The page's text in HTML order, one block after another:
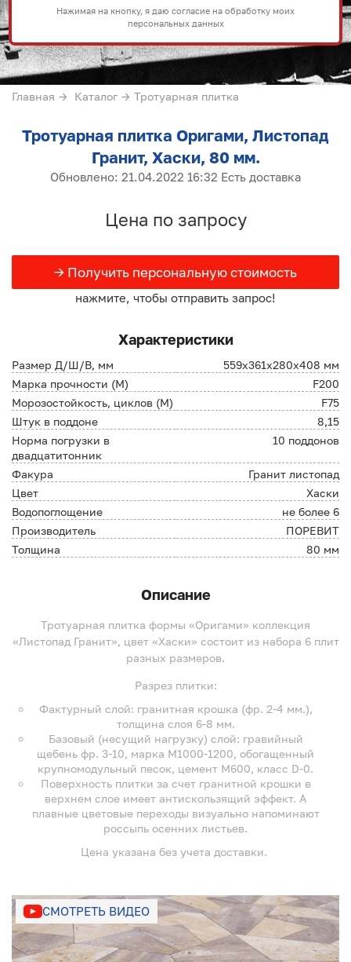
Нажимая на кнопку, я даю согласие на обработку моих
персональных данных
Главная → Каталог → Тротуарная плитка
Тротуарная плитка Оригами, Листопад
Гранит, Хаски, 80 мм.
Обновлено: 21.04.2022 16:32 Есть доставка
Цена по запросу
→ Получить персональную стоимость
нажмите, чтобы отправить запрос!
Характеристики
Размер Д/Ш/В, мм
559х361х280х408 мм
Марка прочности (М)
F200
Морозостойкость, циклов (М)
F75
Штук в поддоне
8,15
Норма погрузки в
двадцатитонник
10 поддонов
Факура
Гранит листопад
Цвет
Хаски
Водопоглощение
не более 6
Производитель
ПОРЕВИТ
Толщина
80 мм
Описание
Тротуарная плитка формы «Оригами» коллекция
«Листопад Гранит», цвет «Хаски» состоит из набора 6 плит
разных размеров.
Разрез плитки:
Фактурный слой: гранитная крошка (фр. 2-4 мм.),
толщина слоя 6-8 мм.
Базовый (несущий нагрузку) слой: гравийный
щебень фр. 3-10, марка М1000-1200, обогащенный
крупномодульный песок, цемент М600, класс D-0.
Поверхность плитки за счет гранитной крошки в
верхнем слое имеет антискользящий эффект. А
плавные цветовые переходы визуально напоминают
россыпь осенних листьев.
Цена указана без учета доставки.
СМОТРЕТЬ ВИДЕО